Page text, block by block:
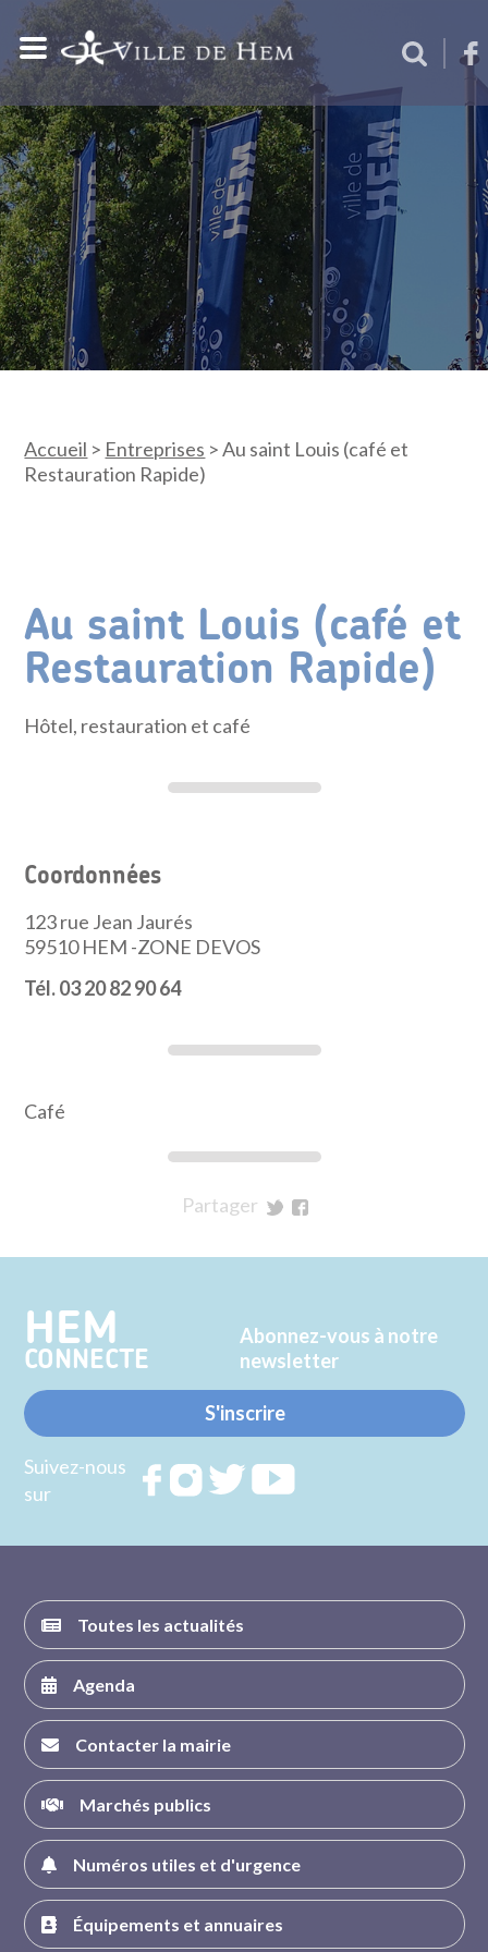
Accueil > Entreprises >Au saint Louis (café et
Restauration Rapide)
Au saint Louis (café et
Restauration Rapide)
Hôtel, restauration et café
Coordonnées
123 rue Jean Jaurés
59510 HEM -ZONE DEVOS
Tél. 03 20 82 90 64
Café
Partager
Twitter
Facebook
HEM
CONNECTE
Abonnez-vous à notre
newsletter
S'inscrire
Suivez-nous
sur
RejoignezRejoignezRejoignez
Toutes les actualités
Agenda
Contacter la mairie
Marchés publics
Numéros utiles et d'urgence
Équipements et annuaires